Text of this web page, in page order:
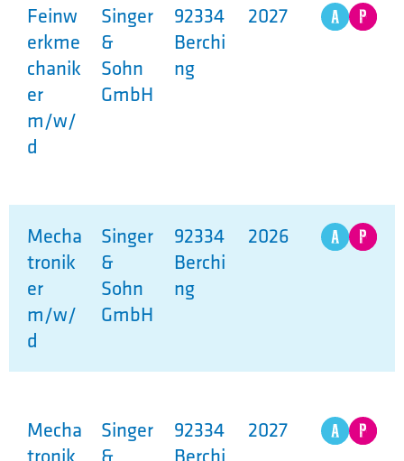
Feinw
erkme
chanik
er
m/w/
d
Singer
&
Sohn
GmbH
92334
Berchi
ng
2027
Mecha
tronik
er
m/w/
d
Singer
&
Sohn
GmbH
92334
Berchi
ng
2026
Mecha
Singer
92334
2027